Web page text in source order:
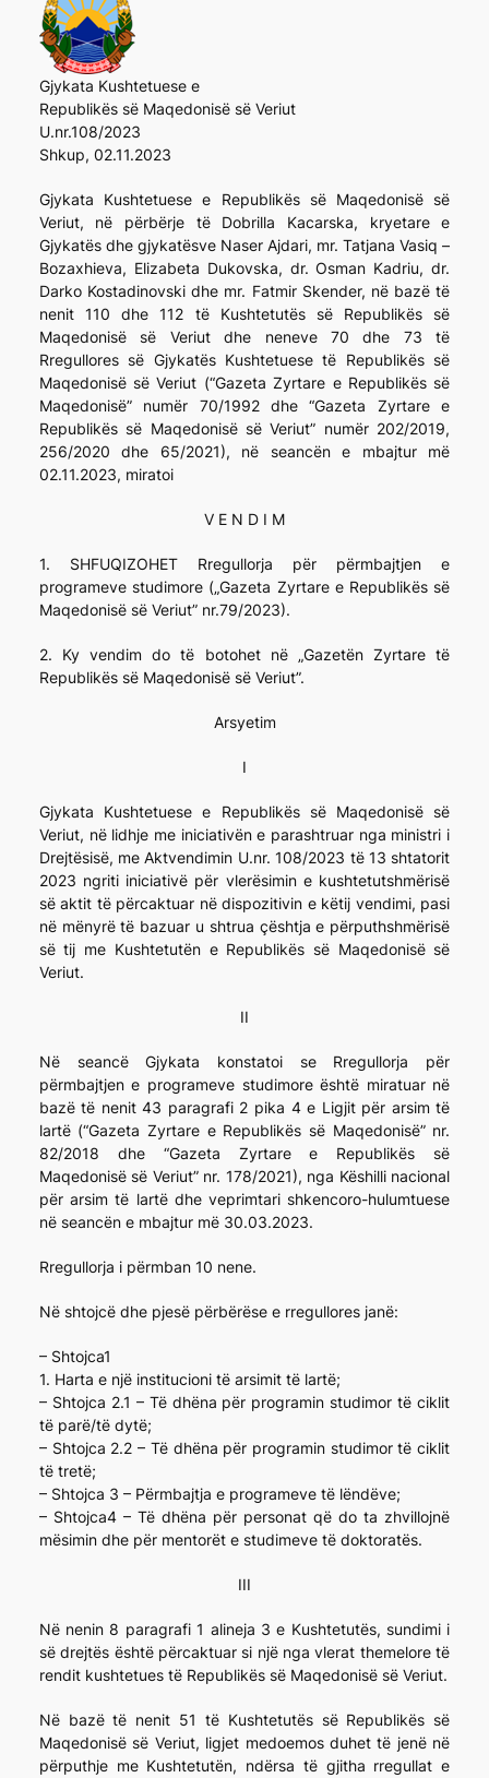
Gjykata Kushtetuese e
Republikës së Maqedonisë së Veriut
U.nr.108/2023
Shkup, 02.11.2023
Gjykata Kushtetuese e Republikës së Maqedonisë së
Veriut, në përbërje të Dobrilla Kacarska, kryetare e
Gjykatës dhe gjykatësve Naser Ajdari, mr. Tatjana Vasiq –
Bozaxhieva, Elizabeta Dukovska, dr. Osman Kadriu, dr.
Darko Kostadinovski dhe mr. Fatmir Skender, në bazë të
nenit 110 dhe 112 të Kushtetutës së Republikës së
Maqedonisë së Veriut dhe neneve 70 dhe 73 të
Rregullores së Gjykatës Kushtetuese të Republikës së
Maqedonisë së Veriut (“Gazeta Zyrtare e Republikës së
Maqedonisë” numër 70/1992 dhe “Gazeta Zyrtare e
Republikës së Maqedonisë së Veriut” numër 202/2019,
256/2020 dhe 65/2021), në seancën e mbajtur më
02.11.2023, miratoi
V E N D I M
1. SHFUQIZOHET Rregullorja për përmbajtjen e
programeve studimore („Gazeta Zyrtare e Republikës së
Maqedonisë së Veriut” nr.79/2023).
2. Ky vendim do të botohet në „Gazetën Zyrtare të
Republikës së Maqedonisë së Veriut”.
Arsyetim
I
Gjykata Kushtetuese e Republikës së Maqedonisë së
Veriut, në lidhje me iniciativën e parashtruar nga ministri i
Drejtësisë, me Aktvendimin U.nr. 108/2023 të 13 shtatorit
2023 ngriti iniciativë për vlerësimin e kushtetutshmërisë
së aktit të përcaktuar në dispozitivin e këtij vendimi, pasi
në mënyrë të bazuar u shtrua çështja e përputhshmërisë
së tij me Kushtetutën e Republikës së Maqedonisë së
Veriut.
II
Në seancë Gjykata konstatoi se Rregullorja për
përmbajtjen e programeve studimore është miratuar në
bazë të nenit 43 paragrafi 2 pika 4 e Ligjit për arsim të
lartë (“Gazeta Zyrtare e Republikës së Maqedonisë” nr.
82/2018 dhe “Gazeta Zyrtare e Republikës së
Maqedonisë së Veriut” nr. 178/2021), nga Këshilli nacional
për arsim të lartë dhe veprimtari shkencoro-hulumtuese
në seancën e mbajtur më 30.03.2023.
Rregullorja i përmban 10 nene.
Në shtojcë dhe pjesë përbërëse e rregullores janë:
– Shtojca1
1. Harta e një institucioni të arsimit të lartë;
– Shtojca 2.1 – Të dhëna për programin studimor të ciklit
të parë/të dytë;
– Shtojca 2.2 – Të dhëna për programin studimor të ciklit
të tretë;
– Shtojca 3 – Përmbajtja e programeve të lëndëve;
– Shtojca4 – Të dhëna për personat që do ta zhvillojnë
mësimin dhe për mentorët e studimeve të doktoratës.
III
Në nenin 8 paragrafi 1 alineja 3 e Kushtetutës, sundimi i
së drejtës është përcaktuar si një nga vlerat themelore të
rendit kushtetues të Republikës së Maqedonisë së Veriut.
Në bazë të nenit 51 të Kushtetutës së Republikës së
Maqedonisë së Veriut, ligjet medoemos duhet të jenë në
përputhje me Kushtetutën, ndërsa të gjitha rregullat e